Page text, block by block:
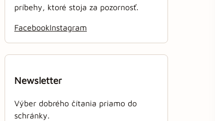
príbehy, ktoré stoja za pozornosť.
FacebookInstagram
Newsletter
Výber dobrého čítania priamo do
schránky.